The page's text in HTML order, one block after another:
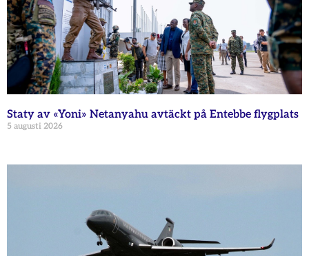
Staty av «Yoni» Netanyahu avtäckt på Entebbe flygplats
5 augusti 2026